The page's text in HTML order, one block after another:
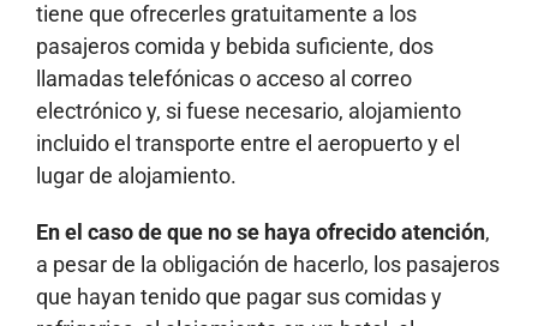
tiene que ofrecerles gratuitamente a los
pasajeros comida y bebida suficiente, dos
llamadas telefónicas o acceso al correo
electrónico y, si fuese necesario, alojamiento
incluido el transporte entre el aeropuerto y el
lugar de alojamiento.
En el caso de que no se haya ofrecido atención,
a pesar de la obligación de hacerlo, los pasajeros
que hayan tenido que pagar sus comidas y